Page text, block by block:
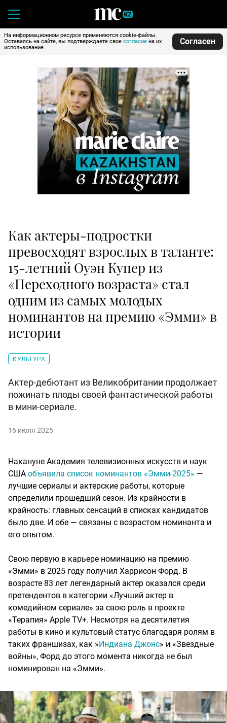
На информационном ресурсе применяются cookie-файлы.
Оставаясь на сайте, вы подтверждаете свое согласие на их
использование.
Согласен
Как актеры-подростки
превосходят взрослых в таланте:
15-летний Оуэн Купер из
«Переходного возраста» стал
одним из самых молодых
номинантов на премию «Эмми» в
истории
КУЛЬТУРА
Актер-дебютант из Великобритании продолжает
пожинать плоды своей фантастической работы
в мини-сериале.
16 июля 2025
Накануне Академия телевизионных искусств и наук
США объявила список номинантов «Эмми-2025» —
лучшие сериалы и актерские работы, которые
определили прошедший сезон. Из крайности в
крайность: главных сенсаций в списках кандидатов
было две. И обе — связаны с возрастом номинанта и
его опытом.
Свою первую в карьере номинацию на премию
«Эмми» в 2025 году получил Харрисон Форд. В
возрасте 83 лет легендарный актер оказался среди
претендентов в категории «Лучший актер в
комедийном сериале» за свою роль в проекте
«Терапия» Apple TV+. Несмотря на десятилетия
работы в кино и культовый статус благодаря ролям в
таких франшизах, как »Индиана Джонс» и «Звездные
войны», Форд до этого момента никогда не был
номинирован на «Эмми».